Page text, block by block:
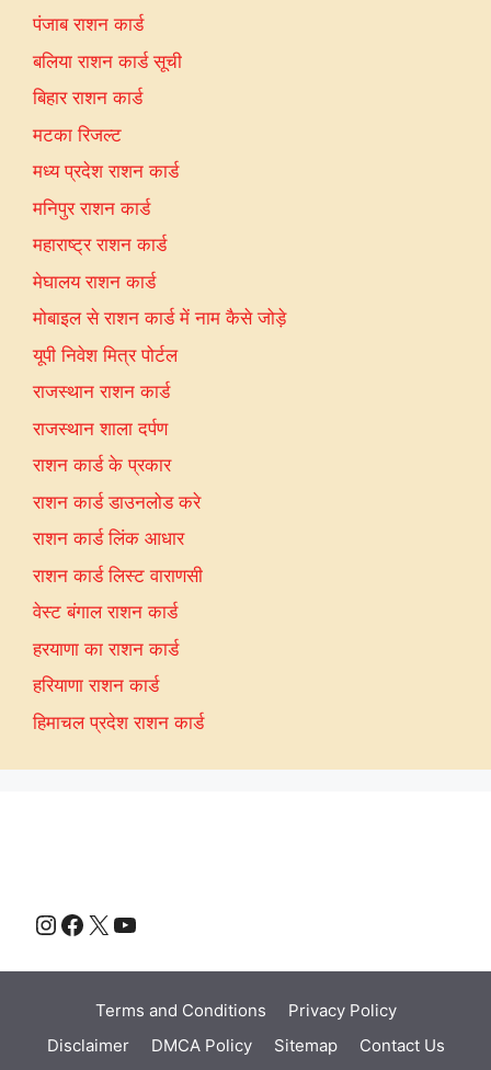
पंजाब राशन कार्ड
बलिया राशन कार्ड सूची
बिहार राशन कार्ड
मटका रिजल्ट
मध्य प्रदेश राशन कार्ड
मनिपुर राशन कार्ड
महाराष्ट्र राशन कार्ड
मेघालय राशन कार्ड
मोबाइल से राशन कार्ड में नाम कैसे जोड़े
यूपी निवेश मित्र पोर्टल
राजस्थान राशन कार्ड
राजस्थान शाला दर्पण
राशन कार्ड के प्रकार
राशन कार्ड डाउनलोड करे
राशन कार्ड लिंक आधार
राशन कार्ड लिस्ट वाराणसी
वेस्ट बंगाल राशन कार्ड
हरयाणा का राशन कार्ड
हरियाणा राशन कार्ड
हिमाचल प्रदेश राशन कार्ड
Instagram
Facebook
X YouTube
Terms and Conditions
Privacy Policy
Disclaimer
DMCA Policy Sitemap Contact Us